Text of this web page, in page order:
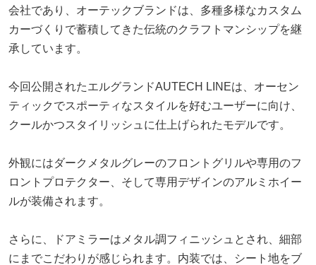
会社であり、オーテックブランドは、多種多様なカスタム
カーづくりで蓄積してきた伝統のクラフトマンシップを継
承しています。
今回公開されたエルグランドAUTECH LINEは、オーセン
ティックでスポーティなスタイルを好むユーザーに向け、
クールかつスタイリッシュに仕上げられたモデルです。
外観にはダークメタルグレーのフロントグリルや専用のフ
ロントプロテクター、そして専用デザインのアルミホイー
ルが装備されます。
さらに、ドアミラーはメタル調フィニッシュとされ、細部
にまでこだわりが感じられます。内装では、シート地をブ